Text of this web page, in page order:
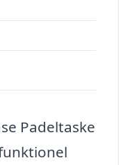
Padeltaske